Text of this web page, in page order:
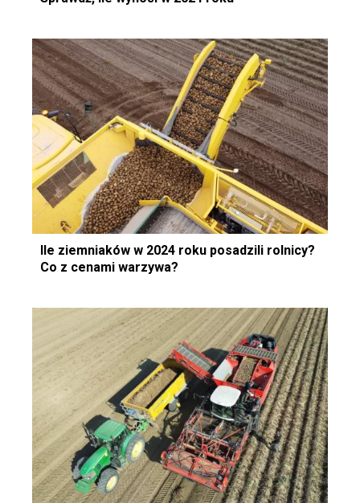
Ile ziemniaków w 2024 roku posadzili rolnicy?
Co z cenami warzywa?